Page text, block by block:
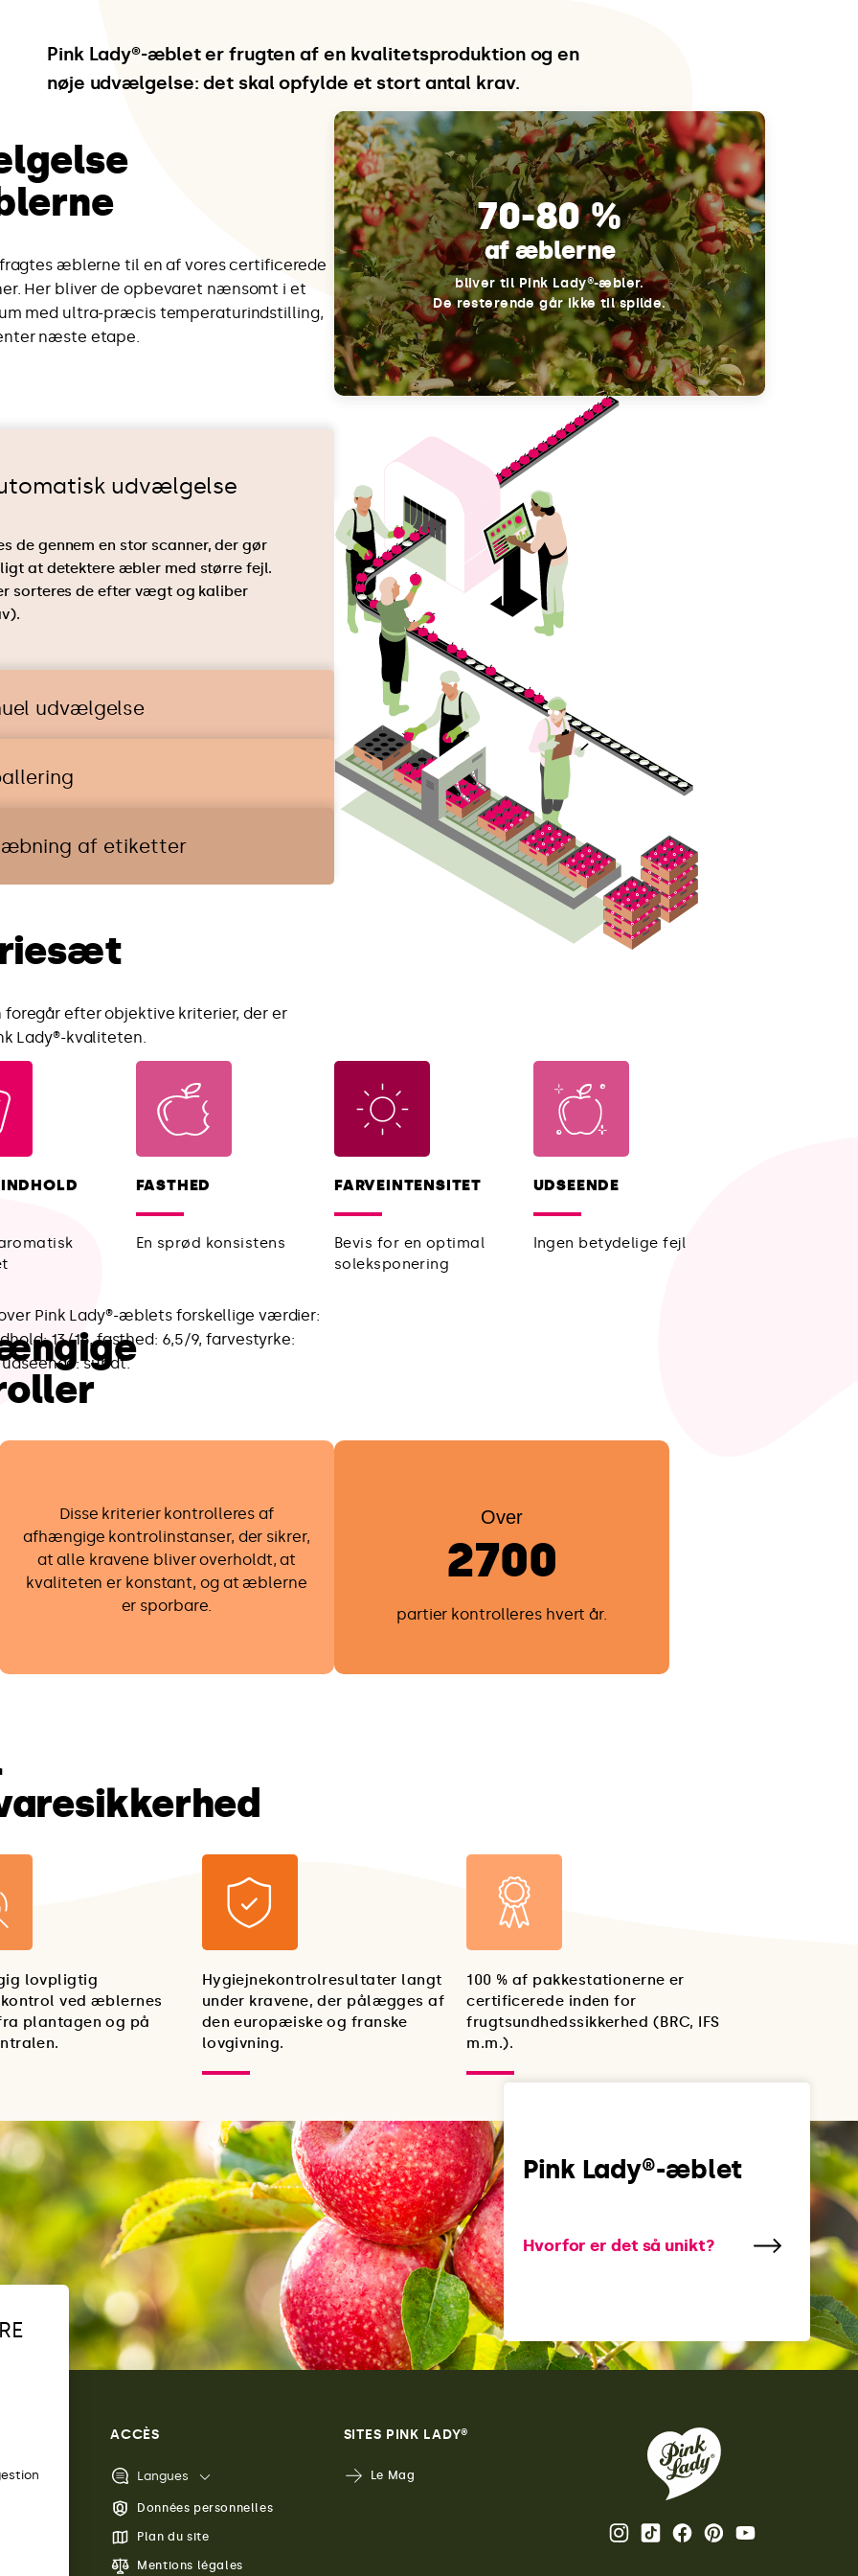
Pink Lady®-æblet er frugten af en kvalitetsproduktion og en
nøje udvælgelse: det skal opfylde et stort antal krav.
æblerne til en af vores certificerede
Her bliver de opbevaret nænsomt i et
med ultra-præcis temperaturindstilling,
næste etape.
70-80 %
af æblerne
bliver til Pink Lady®-æbler.
De resterende går ikke til spilde.
udvælgelse
de gennem en stor scanner, der gør
at detektere æbler med større fejl.
sorteres de efter vægt og kaliber
udvælgelse
af etiketter
efter objektive kriterier, der er
Lady®-kvaliteten.
FASTHED
En sprød konsistens
FARVEINTENSITET
Bevis for en optimal
soleksponering
UDSEENDE
Ingen betydelige fejl
Disse kriterier kontrolleres af
afhængige kontrolinstanser, der sikrer,
at alle kravene bliver overholdt, at
kvaliteten er konstant, og at æblerne
er sporbare.
Over
2700
partier kontrolleres hvert år.
lovpligtig
ved æblernes
plantagen og på
Hygiejnekontrolresultater langt
under kravene, der pålægges af
den europæiske og franske
lovgivning.
100 % af pakkestationerne er
certificerede inden for
frugtsundhedssikkerhed (BRC, IFS
m.m.).
Pink Lady®-æblet
Hvorfor er det så unikt?
ACCÈS
Langues
Données personnelles
Plan du site
Mentions légales
SITES PINK LADY®
Le Mag